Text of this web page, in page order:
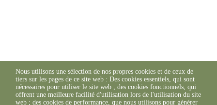
Nous utilisons une sélection de nos propres cookies et de ceux de
tiers sur les pages de ce site web : Des cookies essentiels, qui sont
nécessaires pour utiliser le site web ; des cookies fonctionnels, qui
offrent une meilleure facilité d'utilisation lors de l'utilisation du site
web ; des cookies de performance, que nous utilisons pour générer